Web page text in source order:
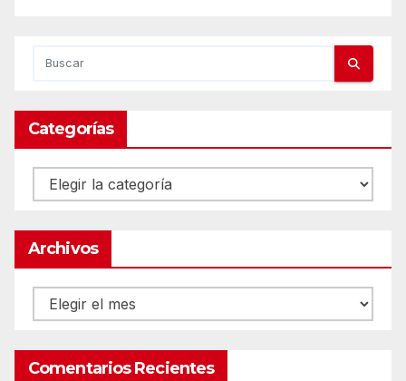
Categorías
Categorías
Archivos
Archivos
Comentarios Recientes